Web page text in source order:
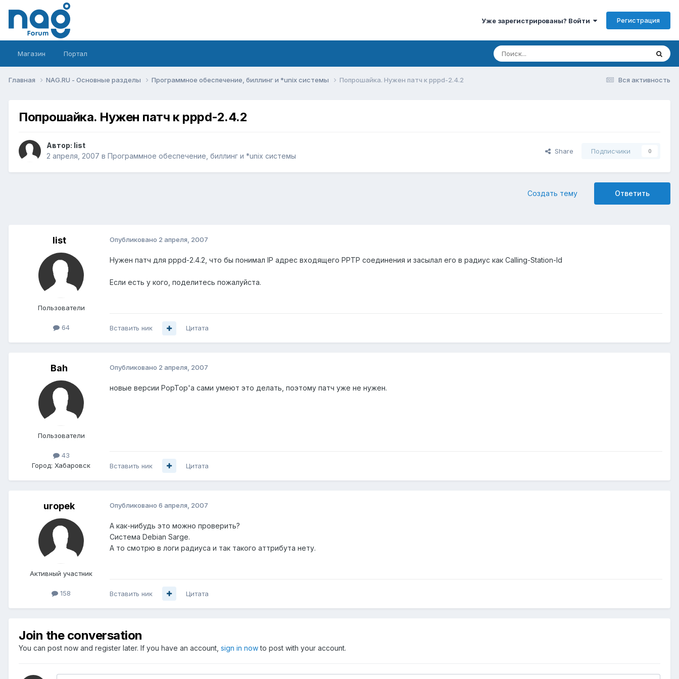
Уже зарегистрированы? Войти Регистрация
Магазин Портал
Вся активность
Главная NAG.RU - Основные разделы Программное обеспечение, биллинг и *unix системы Попрошайка. Нужен патч к pppd-2.4.2
Попрошайка. Нужен патч к pppd-2.4.2
Автор: list
2 апреля, 2007 в Программное обеспечение, биллинг и *unix системы
Share Подписчики 0
Ответить
Создать тему
list
Пользователи
64
Опубликовано 2 апреля, 2007
Нужен патч для pppd-2.4.2, что бы понимал IP адрес входящего PPTP соединения и засылал его в радиус как Calling-Station-Id
Если есть у кого, поделитесь пожалуйста.
Вставить ник Цитата
Bah
Пользователи
43
Город: Хабаровск
Опубликовано 2 апреля, 2007
новые версии PopTop'а сами умеют это делать, поэтому патч уже не нужен.
Вставить ник Цитата
uropek
Активный участник
158
Опубликовано 6 апреля, 2007
А как-нибудь это можно проверить?
Система Debian Sarge.
А то смотрю в логи радиуса и так такого аттрибута нету.
Вставить ник Цитата
Join the conversation
You can post now and register later. If you have an account, sign in nowto post with your account.